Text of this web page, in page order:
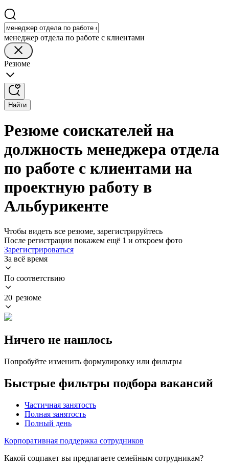
менеджер отдела по работе с клиентами
Резюме
Найти
Резюме соискателей на
должность менеджера отдела
по работе с клиентами на
проектную работу в
Альбурикенте
Чтобы видеть все резюме, зарегистрируйтесь
После регистрации покажем ещё 1 и откроем фото
Зарегистрироваться
За всё время
По соответствию
20 резюме
Ничего не нашлось
Попробуйте изменить формулировку или фильтры
Быстрые фильтры подбора вакансий
Частичная занятость
Полная занятость
Полный день
Корпоративная поддержка сотрудников
Какой соцпакет вы предлагаете семейным сотрудникам?